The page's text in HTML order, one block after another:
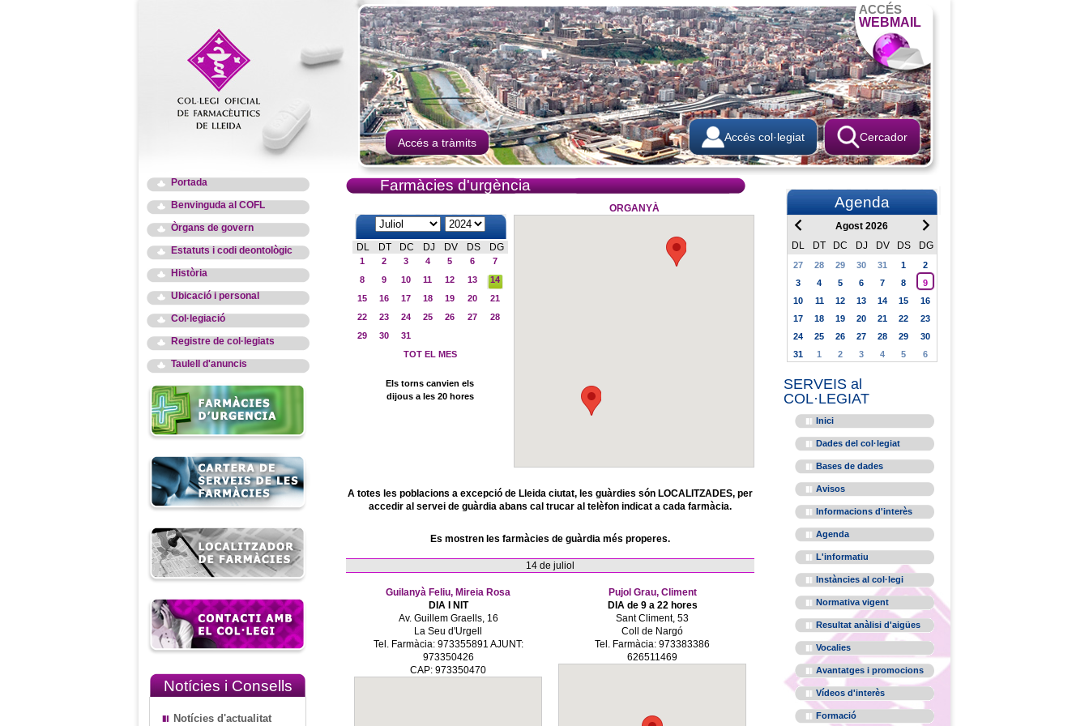
ACCÉS
WEBMAIL
Accés a tràmits Cercador
Accés col·legiat
Portada
Benvinguda al COFL
Òrgans de govern
Estatuts i codi deontològic
Història
Ubicació i personal
Col·legiació
Registre de col·legiats
Taulell d'anuncis
Notícies i Consells
Notícies d'actualitat
Farmàcies d'urgència
DL DT DC DJ DV DS DG
1 2 3 4 5 6
7
8
9 10 11 12 13
14
15
16 17 18 19 20
21
22
23 24 25 26 27
28
29
30
31
TOT EL MES
Els torns canvien els
dijous a les 20 hores
ORGANYÀ
A totes les poblacions a excepció de Lleida ciutat, les guàrdies són LOCALITZADES, per
accedir al servei de guàrdia abans cal trucar al telèfon indicat a cada farmàcia.
Es mostren les farmàcies de guàrdia més properes.
14 de juliol
Guilanyà Feliu, Mireia Rosa
DIA I NIT
Av. Guillem Graells, 16
La Seu d'Urgell
Tel. Farmàcia: 973355891 AJUNT:
973350426
CAP: 973350470
Pujol Grau, Climent
DIA de 9 a 22 hores
Sant Climent, 53
Coll de Nargó
Tel. Farmàcia: 973383386
626511469
Agenda
Agost 2026
DL
DT DC DJ DV DS DG
27 28 29 30 31 1
2
3
4 5 6 7 8
9
10
11 12 13 14 15
16
17
18 19 20 21 22
23
24
25 26 27 28 29
30
31
1 2 3 4 5 6
SERVEIS al
COL·LEGIAT
Inici
Dades del col·legiat
Bases de dades
Avisos
Informacions d'interès
Agenda
L'informatiu
Instàncies al col·legi
Normativa vigent
Resultat anàlisi d'aigües
Vocalies
Avantatges i promocions
Vídeos d'interès
Formació